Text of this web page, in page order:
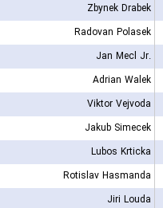
Zbynek Drabek
Radovan Polasek
Jan Mecl Jr.
Adrian Walek
Viktor Vejvoda
Jakub Simecek
Lubos Krticka
Rotislav Hasmanda
Jiri Louda